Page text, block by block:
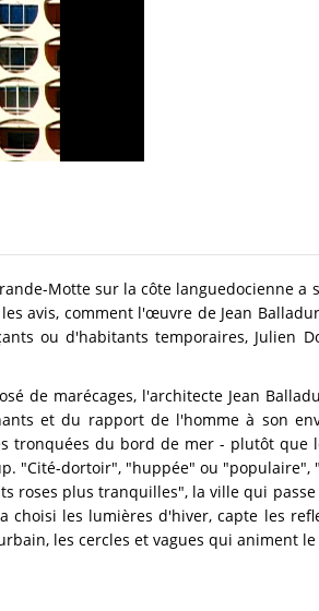
Motte sur la côte languedocienne
avis, comment l'œuvre de Jean
ou d'habitants temporaires, Julien
de marécages, l'architecte Jean
et du rapport de l'homme à son
tronquées du bord de mer - plutôt
"Cité-dortoir", "huppée" ou
roses plus tranquilles", la ville qui
choisi les lumières d'hiver, capte les
les cercles et vagues qui animent